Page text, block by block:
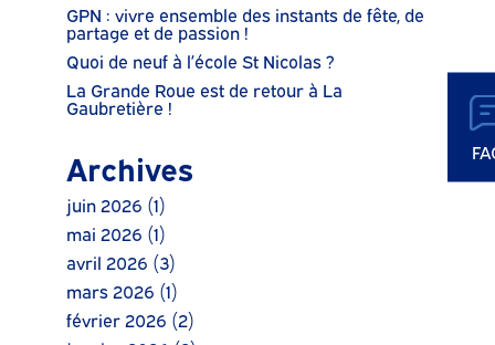
GPN : vivre ensemble des instants de fête, de
partage et de passion !
Quoi de neuf à l’école St Nicolas ?
La Grande Roue est de retour à La
Gaubretière !
Archives
juin 2026 (1)
mai 2026 (1)
avril 2026 (3)
mars 2026 (1)
février 2026 (2)